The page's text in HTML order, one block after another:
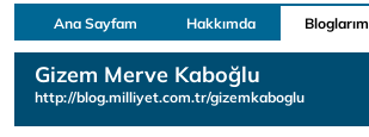
Ana Sayfam Hakkımda Bloglarım
Gizem Merve Kaboğlu
http://blog.milliyet.com.tr/gizemkaboglu